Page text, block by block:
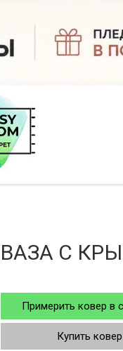
ВАЗА С
Примерить ковер в
Купить